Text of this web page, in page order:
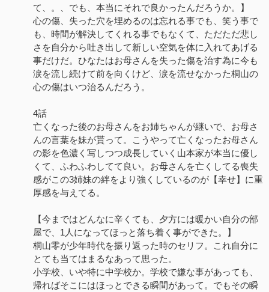
て、。、でも、本当にそれで良かったんだろうか。】
心の傷、失った穴を埋めるのは忘れる事でも、笑う事で
も、時間が解決してくれる事でもなくて、ただただ悲し
さを自分から吐き出して新しい空気を体に入れてあげる
事だけだ。ひなたはお母さんを失った傷を治す為に今も
涙を流し続けて前を向くけど、涙を流せなかった桐山の
心の傷はいつ治るんだろう。
4話
亡くなった後のお母さんをお姉ちゃんが継いで、お母さ
んの言葉を妹が貰って。こうやって亡くなったお母さん
の影を色濃く写しつつ成長していく山本家が本当に優し
くて、ふわふわしてて良い。お母さんを亡くしてる喪失
感がこの3姉妹の絆をより強くしているのが【幸せ】に重
厚感を与えてる。
【今まではどんなに辛くても、夕方には暖かい自分の部
屋で、1人になってほっと落ち着く事ができた。】
桐山零が少年時代を振り返った時のセリフ。これ自分に
とても当てはまるなあって思った。
小学校、いや特に中学校か。学校で嫌な事があっても、
帰ればそこにはほっとできる瞬間があって。でもその瞬